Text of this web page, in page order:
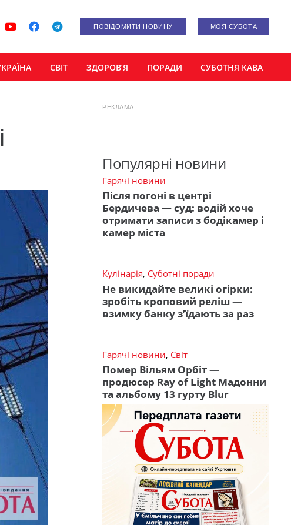
ПОВІДОМИТИ НОВИНУ МОЯ СУБОТА
СВІТ ЗДОРОВ’Я ПОРАДИ СУБОТНЯ КАВА
РЕКЛАМА
Популярні новини
Гарячі новини
Після погоні в центрі
Бердичева — суд: водій хоче
отримати записи з бодікамер і
камер міста
Кулінарія, Суботні поради
Не викидайте великі огірки:
зробіть кроповий реліш —
взимку банку з’їдають за раз
Гарячі новини, Світ
Помер Вільям Орбіт —
продюсер Ray of Light Мадонни
та альбому 13 гурту Blur